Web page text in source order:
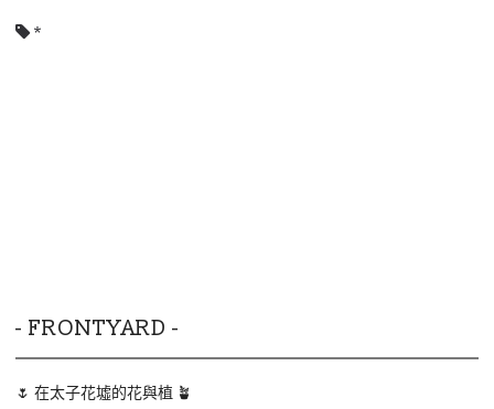
*
- FRONTYARD -
🌷 在太子花墟的花與植 🪴